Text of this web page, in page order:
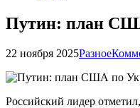
Путин: план
22 ноября 2025Разное
Российский лидер